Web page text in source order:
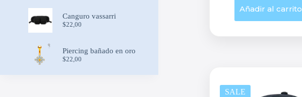
Añadir al carrito
SALE
Canguro vassarri
$22,00
Piercing bañado en oro
$22,00